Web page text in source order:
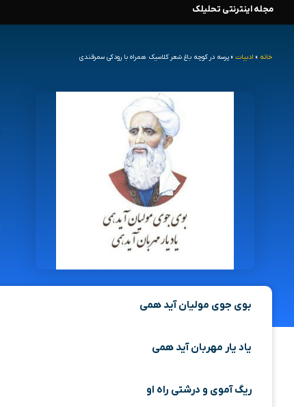
محتوا
مجله اینترنتی تحلیلک
خانه » ادبیات » پرسه در کوچه باغ شعر کلاسیک همراه با رودکی سمرقندی
بوی جوی مولیان آید همی
یاد یار مهربان آید همی
ریگ آموی و درشتی راه او